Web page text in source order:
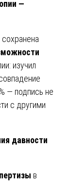
—
сохранена
изучил
— подпись не
с другими
давности
в